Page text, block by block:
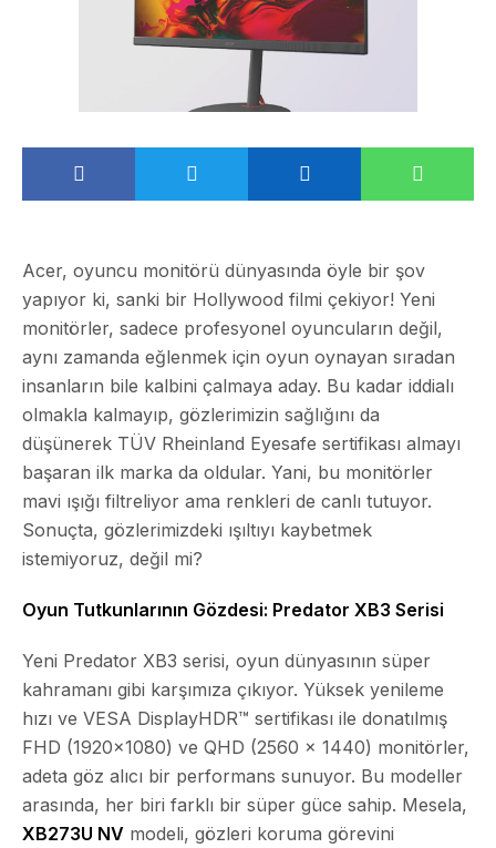
Acer, oyuncu monitörü dünyasında öyle bir şov
yapıyor ki, sanki bir Hollywood filmi çekiyor! Yeni
monitörler, sadece profesyonel oyuncuların değil,
aynı zamanda eğlenmek için oyun oynayan sıradan
insanların bile kalbini çalmaya aday. Bu kadar iddialı
olmakla kalmayıp, gözlerimizin sağlığını da
düşünerek TÜV Rheinland Eyesafe sertifikası almayı
başaran ilk marka da oldular. Yani, bu monitörler
mavi ışığı filtreliyor ama renkleri de canlı tutuyor.
Sonuçta, gözlerimizdeki ışıltıyı kaybetmek
istemiyoruz, değil mi?
Oyun Tutkunlarının Gözdesi: Predator XB3 Serisi
Yeni Predator XB3 serisi, oyun dünyasının süper
kahramanı gibi karşımıza çıkıyor. Yüksek yenileme
hızı ve VESA DisplayHDR™ sertifikası ile donatılmış
FHD (1920×1080) ve QHD (2560 x 1440) monitörler,
adeta göz alıcı bir performans sunuyor. Bu modeller
arasında, her biri farklı bir süper güce sahip. Mesela,
XB273U NV modeli, gözleri koruma görevini